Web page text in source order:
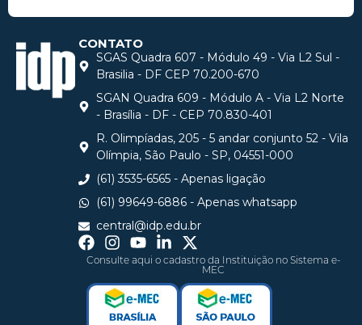
CONTATO
SGAS Quadra 607 - Módulo 49 - Via L2 Sul -
Brasilia - DF CEP 70.200-670
SGAN Quadra 609 - Módulo A - Via L2 Norte
- Brasília - DF - CEP 70.830-401
R. Olimpíadas, 205 - 5 andar conjunto 52 - Vila
Olímpia, São Paulo - SP, 04551-000
(61) 3535-6565 - Apenas ligação
(61) 99649-6886 - Apenas whatsapp
central@idp.edu.br
Consulte aqui o cadastro da Instituição no Sistema e-
MEC